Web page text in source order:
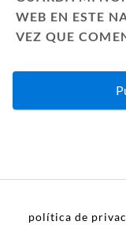
WEB EN ESTE
VEZ QUE
política de